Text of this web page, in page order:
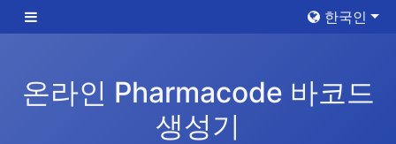
한국인
온라인 Pharmacode 바코드
생성기